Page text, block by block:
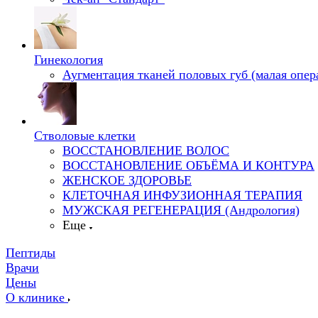
Гинекология
Аугментация тканей половых губ (малая
Стволовые клетки
ВОССТАНОВЛЕНИЕ ВОЛОС
ВОССТАНОВЛЕНИЕ ОБЪЁМА И КОНТУРА
ЖЕНСКОЕ ЗДОРОВЬЕ
КЛЕТОЧНАЯ ИНФУЗИОННАЯ ТЕРАПИЯ
МУЖСКАЯ РЕГЕНЕРАЦИЯ (Андрология)
Еще
Пептиды
Врачи
Цены
О клинике